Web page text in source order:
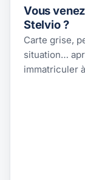
Vous
Stelvio ?
Carte grise,
situation…
immatriculer